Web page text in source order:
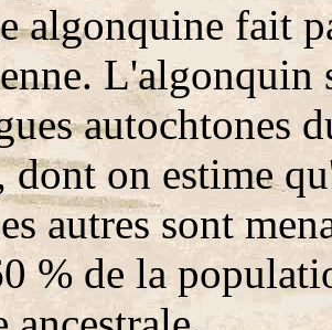
algonquine fait
L'algonquin
autochtones
dont on estime
autres sont
% de la